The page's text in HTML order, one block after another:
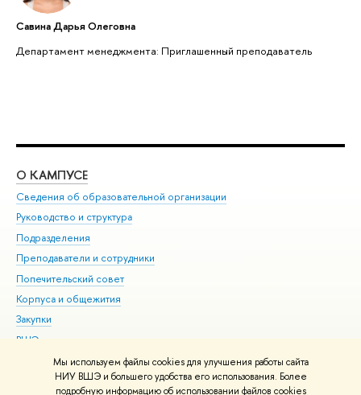
Мы используем файлы cookies для улучшения работы сайта
НИУ ВШЭ и большего удобства его использования. Более
подробную информацию об использовании файлов cookies
Савина Дарья Олеговна
Департамент менеджмента: Приглашенный преподаватель
О КАМПУСЕ
Сведения об образовательной организации
Руководство и структура
Подразделения
Преподаватели и сотрудники
Попечительский совет
Корпуса и общежития
Закупки
ВШЭ для студентов с ограниченными возможностями
здоровья и инвалидностью
Версия для слабовидящих